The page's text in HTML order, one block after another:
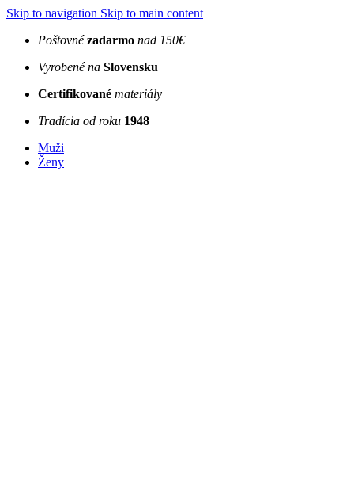
Skip to navigation Skip to main content
Poštovnézadarmo nad 150€
Vyrobené na Slovensku
Certifikované materiály
Tradícia od roku 1948
Muži
Ženy